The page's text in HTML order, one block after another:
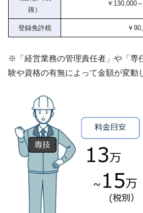
抜）
￥130,000
登録免許税 ￥
※「経営業務の管理責任者」や「専
験や資格の有無によって金額が変動